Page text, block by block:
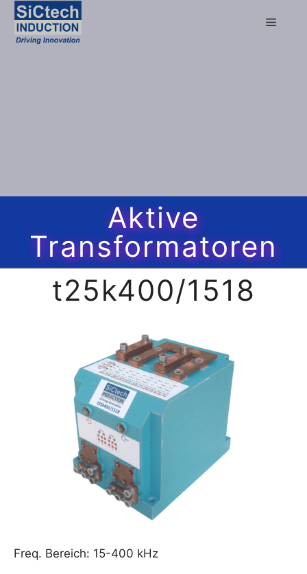
Aktive
Transformatoren
t25k400/1518
Freq. Bereich: 15-400 kHz